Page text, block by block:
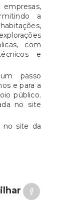
a
com
e
passo
e para a
público.
no site
no site da